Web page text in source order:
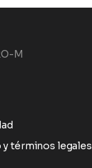
M
términos legales